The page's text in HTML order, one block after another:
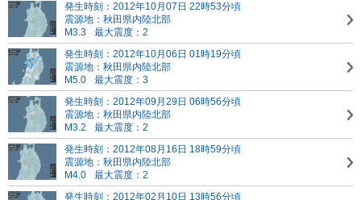
発生時刻：2012年10月07日 22時53分頃
震源地：秋田県内陸北部
M3.3
最大震度：2
発生時刻：2012年10月06日 01時19分頃
震源地：秋田県内陸北部
M5.0
最大震度：3
発生時刻：2012年09月29日 06時56分頃
震源地：秋田県内陸北部
M3.2
最大震度：2
発生時刻：2012年08月16日 18時59分頃
震源地：秋田県内陸北部
M4.0
最大震度：2
発生時刻：2012年02月10日 13時56分頃